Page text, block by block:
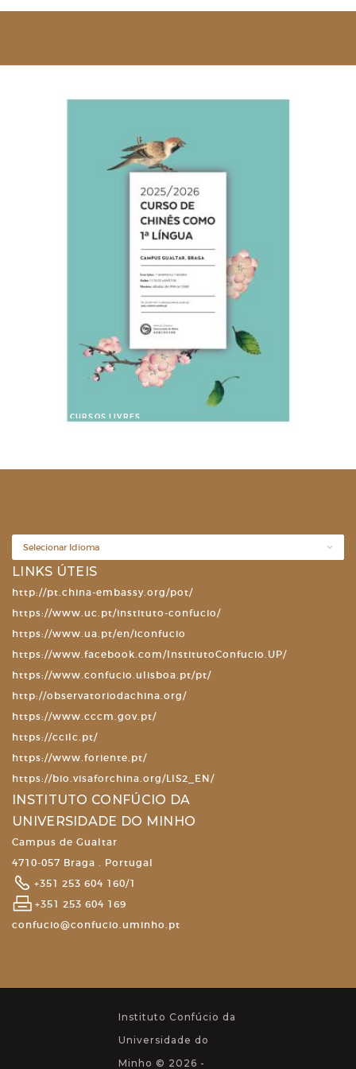
ESTUDAR
NOTÍCIAS
GALERIA
CONTACTOS
CURSOS LIVRES
LINKS ÚTEIS
http://pt.china-embassy.org/pot/
https://www.uc.pt/instituto-confucio/
https://www.ua.pt/en/iconfucio
https://www.facebook.com/InstitutoConfucio.UP/
https://www.confucio.ulisboa.pt/pt/
http://observatoriodachina.org/
https://www.cccm.gov.pt/
https://ccilc.pt/
https://www.foriente.pt/
https://bio.visaforchina.org/LIS2_EN/
INSTITUTO CONFÚCIO DA
UNIVERSIDADE DO MINHO
Campus de Gualtar
4710-057 Braga . Portugal
+351 253 604 160/1
+351 253 604 169
confucio@confucio.uminho.pt
Instituto Confúcio da
Universidade do
Minho © 2026 -